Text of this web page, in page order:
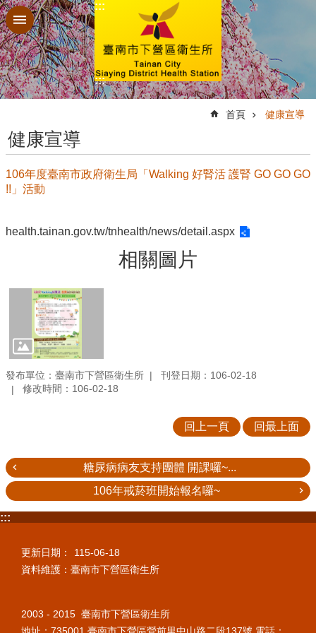
跳到主要內容區塊
:::
:::
首頁 健康宣導
健康宣導
106年度臺南市政府衛生局「Walking 好腎活 護腎 GO GO GO
!!」活動
health.tainan.gov.tw/tnhealth/news/detail.aspx
相關圖片
發布單位：臺南市下營區衛生所
刊登日期：106-02-18
修改時間：106-02-18
回上一頁 回最上面
糖尿病病友支持團體 開課囉~...
106年戒菸班開始報名囉~
:::
更新日期：
115-06-18
資料維護：臺南市下營區衛生所
2003 - 2015 臺南市下營區衛生所